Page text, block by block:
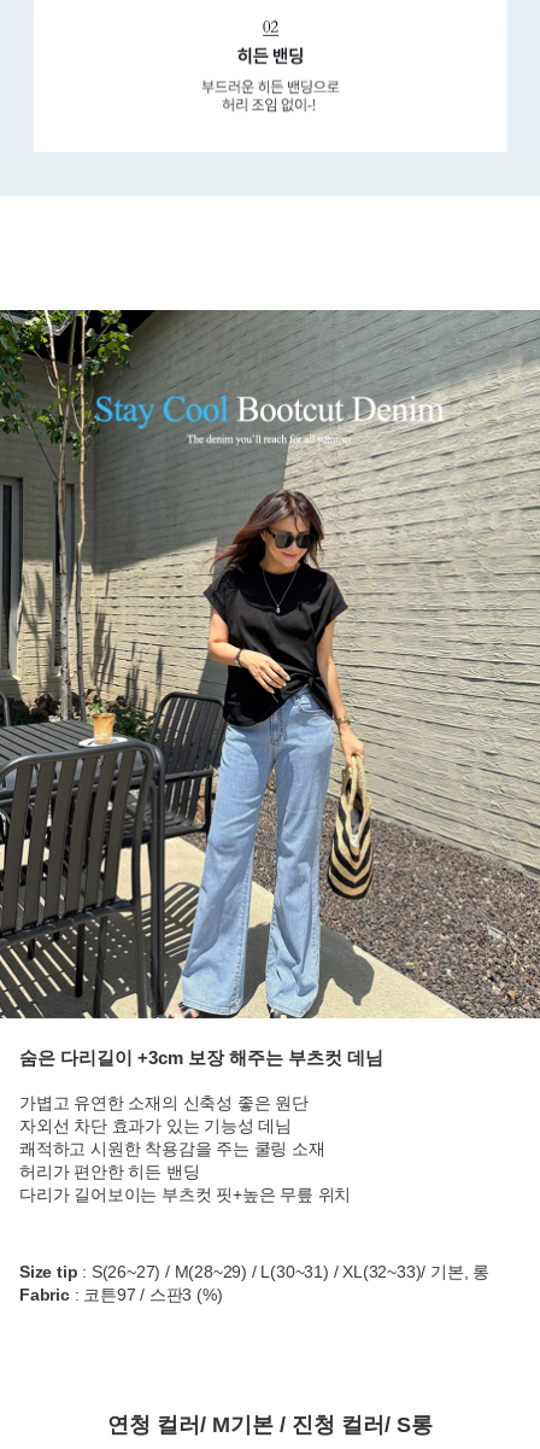
숨은 다리길이 +3cm 보장 해주는 부츠컷 데님
가볍고 유연한 소재의 신축성 좋은 원단
자외선 차단 효과가 있는 기능성 데님
쾌적하고 시원한 착용감을 주는 쿨링 소재
허리가 편안한 히든 밴딩
다리가 길어보이는 부츠컷 핏+높은 무릎 위치
Size tip : S(26~27) / M(28~29) / L(30~31) / XL(32~33)/ 기본, 롱
Fabric: 코튼97 / 스판3 (%)
연청 컬러/ M기본 / 진청 컬러/ S롱